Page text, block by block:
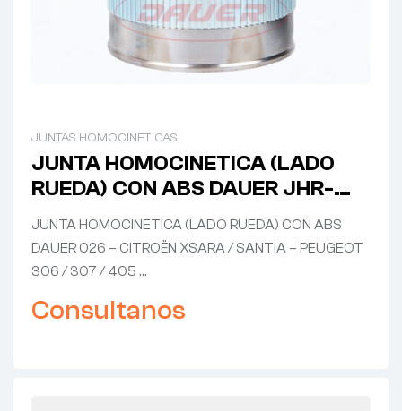
JUNTAS HOMOCINETICAS
JUNTA HOMOCINETICA (LADO
RUEDA) CON ABS DAUER JHR-
0026 – CITROËN XSARA / SANTIA
– PEUGEOT 306 / 307 / 405
JUNTA HOMOCINETICA (LADO RUEDA) CON ABS
DAUER 026 – CITROËN XSARA / SANTIA – PEUGEOT
306 / 307 / 405 …
Consultanos